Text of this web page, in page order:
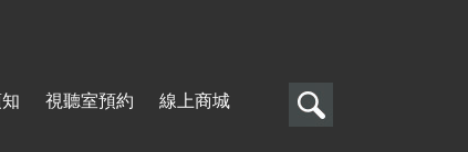
視聽室預約 線上商城
搜
搜
尋